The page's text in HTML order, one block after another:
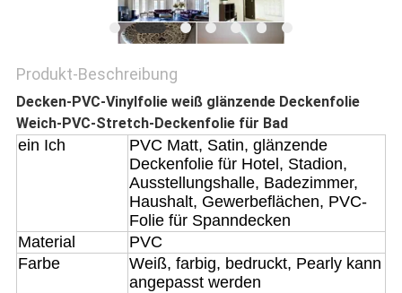
Produkt-Beschreibung
Decken-PVC-Vinylfolie weiß glänzende Deckenfolie
Weich-PVC-Stretch-Deckenfolie für Bad
ein Ich
PVC Matt, Satin, glänzende
Deckenfolie für Hotel, Stadion,
Ausstellungshalle, Badezimmer,
Haushalt, Gewerbeflächen, PVC-
Folie für Spanndecken
Material
PVC
Farbe
Weiß, farbig, bedruckt, Pearly kann
angepasst werden